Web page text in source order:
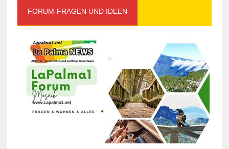
FORUM-FRAGEN UND IDEEN